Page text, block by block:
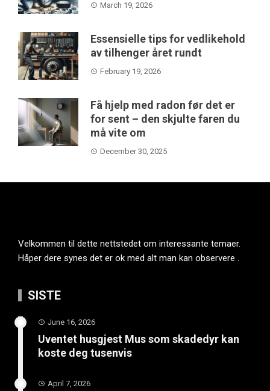
March 19, 2026
Essensielle tips for vedlikehold
av tilhenger året rundt
February 19, 2026
Få hjelp med radon før det er
for sent – den skjulte faren du
må vite om
December 30, 2025
Velkommen til dette nettstedet om interessante temaer.
Håper dere synes det er ok med alt man kan observere .
SISTE
June 16, 2026
Uventet husgjest Mus som skadedyr kan
koste deg tusenvis
April 7, 2026